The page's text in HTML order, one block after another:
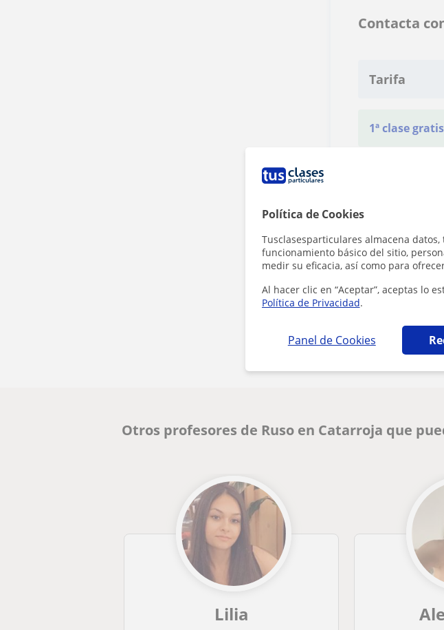
Política de Cookies
Tusclasesparticulares almacena
funcionamiento básico del sitio,
medir su eficacia, así como para
Al hacer clic en “Aceptar”, aceptas lo
Política de Privacidad.
Panel de Cookies
Contacta
Tarifa
1ª clase gratis
¿Hay algún error
Otros profesores de Ruso en Catarroja que
Lilia